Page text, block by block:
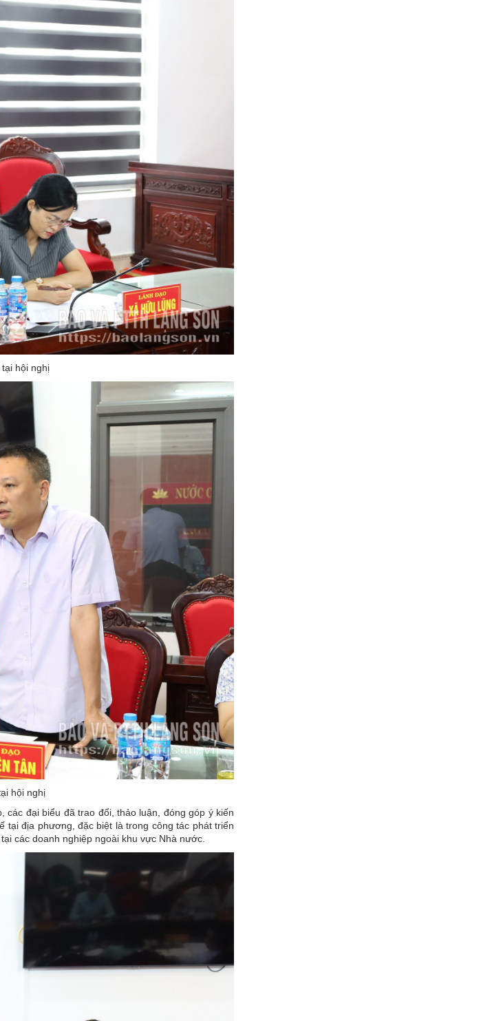
hội nghị
hội nghị
đại biểu đã trao đổi, thảo luận, đóng góp ý kiến
địa phương, đặc biệt là trong công tác phát triển
các doanh nghiệp ngoài khu vực Nhà nước.